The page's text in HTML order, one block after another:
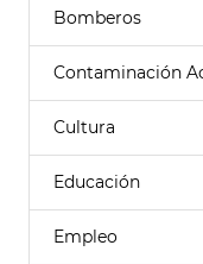
Bomberos
Contaminación
Cultura
Educación
Empleo